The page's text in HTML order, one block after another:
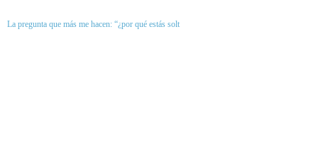
La pregunta que más me hacen: “¿por qué estás solt